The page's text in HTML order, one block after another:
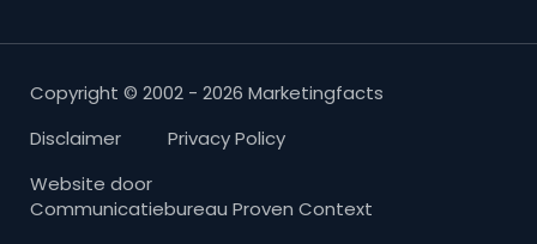
Copyright © 2002 - 2026 Marketingfacts
Disclaimer
Privacy Policy
Website door
Communicatiebureau Proven Context